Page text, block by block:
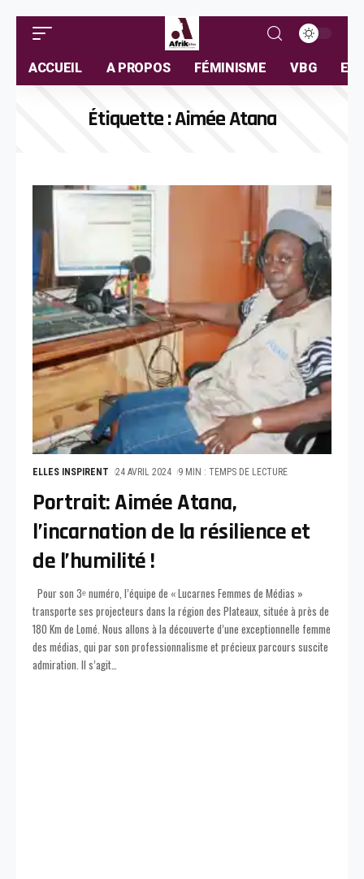
ACCUEIL A PROPOS FÉMINISME VBG
Étiquette :Aimée Atana
ELLES INSPIRENT 24 AVRIL 2024 9 MIN : TEMPS DE LECTURE
Portrait: Aimée Atana,
l’incarnation de la résilience et
de l’humilité !
Pour son 3ᵉ numéro, l’équipe de « Lucarnes Femmes de Médias »
transporte ses projecteurs dans la région des Plateaux, située à près de
180 Km de Lomé. Nous allons à la découverte d’une exceptionnelle femme
des médias, qui par son professionnalisme et précieux parcours suscite
admiration. Il s’agit…